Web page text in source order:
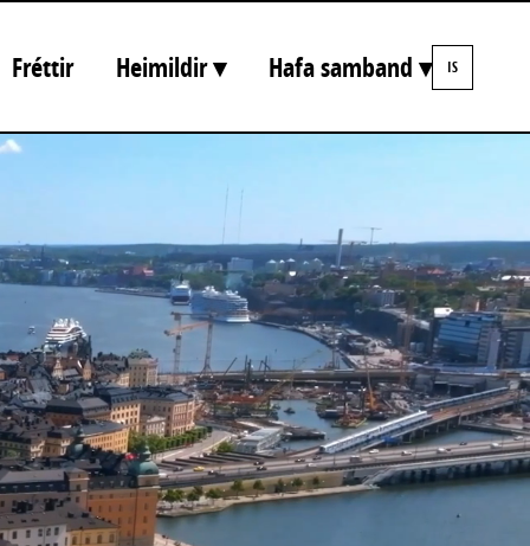
Fréttir Heimildir ▾ Hafa samband ▾ IS
IS
NO
SV